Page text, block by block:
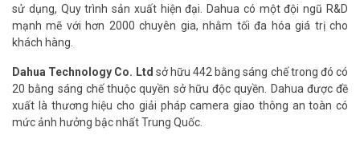
sử dụng, Quy trình sản xuất hiện đại. Dahua có một đội ngũ R&D
mạnh mẽ với hơn 2000 chuyên gia, nhằm tối đa hóa giá trị cho
khách hàng.
Dahua Technology Co. Ltd sở hữu 442 bằng sáng chế trong đó có
20 bằng sáng chế thuộc quyền sở hữu độc quyền. Dahua được đề
xuất là thương hiệu cho giải pháp camera giao thông an toàn có
mức ảnh hưởng bậc nhất Trung Quốc.